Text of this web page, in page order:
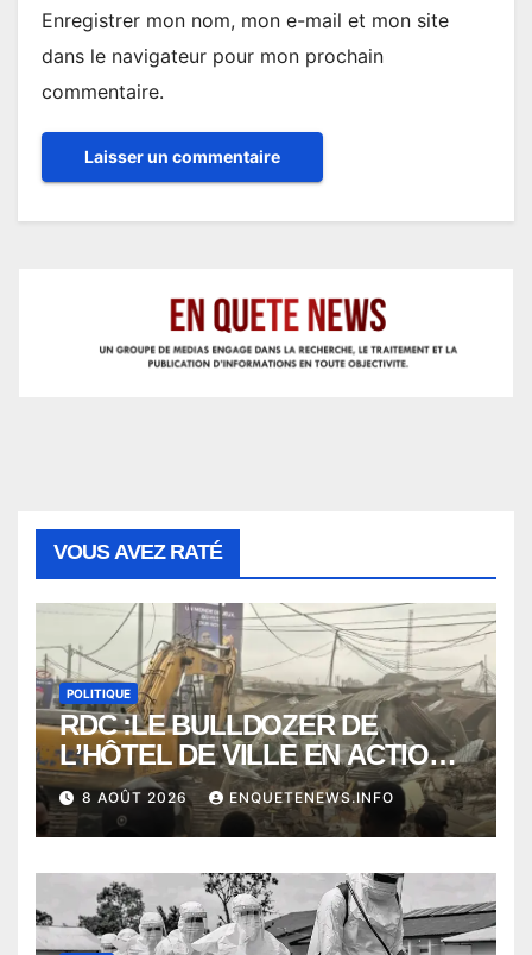
Enregistrer mon nom, mon e-mail et mon site
dans le navigateur pour mon prochain
commentaire.
VOUS AVEZ RATÉ
POLITIQUE
RDC :LE BULLDOZER DE
L’HÔTEL DE VILLE EN ACTION
POUR DEGAGER LA VOIE
PUBLIQUE en action DANS LA
COMMUNE DE NGALIEMA
8 AOÛT 2026 ENQUETENEWS.INFO